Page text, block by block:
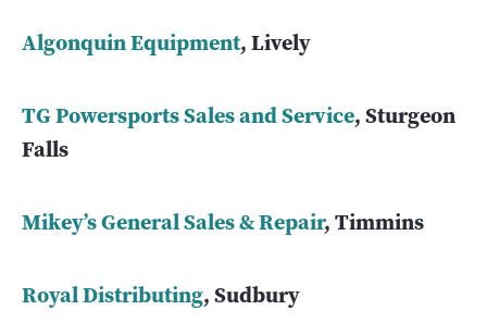
Algonquin Equipment, Lively
TG Powersports Sales and Service, Sturgeon
Falls
Mikey’s General Sales & Repair, Timmins
Royal Distributing, Sudbury